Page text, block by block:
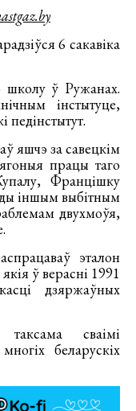
6 сакавіка
школу ў Ружанах.
інстытуце,
педінстытут.
яшчэ за савецкім
працы таго
Францішку
іншым выбітным
двухмоўя,
эталон
ў верасні 1991
дзяржаўных
сваімі
беларускіх